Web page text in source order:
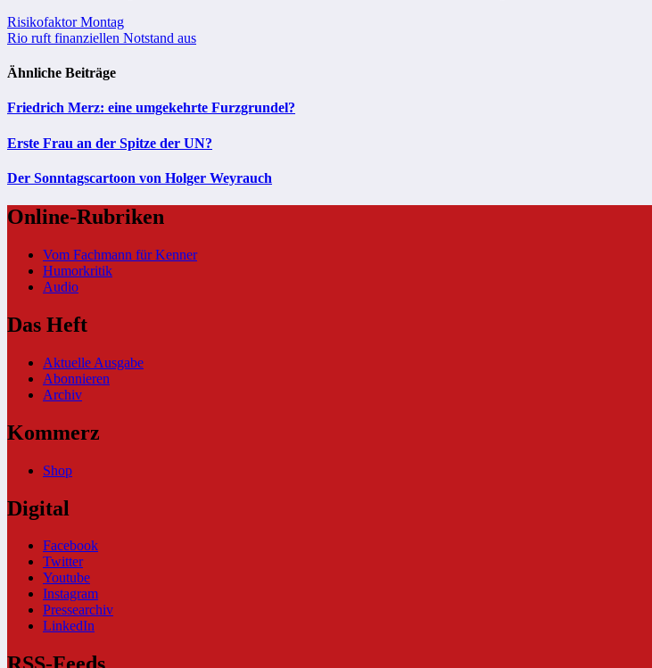
Beitragsnavigation
Risikofaktor Montag
Rio ruft finanziellen Notstand aus
Ähnliche Beiträge
Friedrich Merz: eine umgekehrte Furzgrundel?
Erste Frau an der Spitze der UN?
Der Sonntagscartoon von Holger Weyrauch
Online-Rubriken
Vom Fachmann für Kenner
Humorkritik
Audio
Das Heft
Aktuelle Ausgabe
Abonnieren
Archiv
Kommerz
Shop
Digital
Facebook
Twitter
Youtube
Instagram
Pressearchiv
LinkedIn